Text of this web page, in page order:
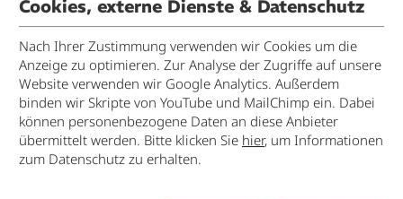
Ludwig Götz
Sachgebiet Wirtschaft und Kreisentwicklung
Landkreis Landshut
Themen: Wirtschaft, Tourismus, Kultur
Tel.: +49 871 408-1830
E-Mail:wirtschaft@landkreis-landshut.de
www.landkreis-landshut.de
Cookies, externe Dienste & Datenschutz
Nach Ihrer Zustimmung verwenden wir Cookies um die
Anzeige zu optimieren. Zur Analyse der Zugriffe auf unsere
Website verwenden wir Google Analytics. Außerdem
binden wir Skripte von YouTube und MailChimp ein. Dabei
können personenbezogene Daten an diese Anbieter
übermittelt werden. Bitte klicken Sie hier, um Informationen
zum Datenschutz zu erhalten.